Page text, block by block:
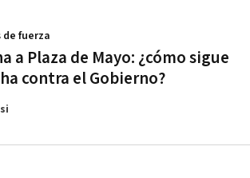
a Plaza de Mayo: ¿cómo sigue
contra el Gobierno?
de fuerza